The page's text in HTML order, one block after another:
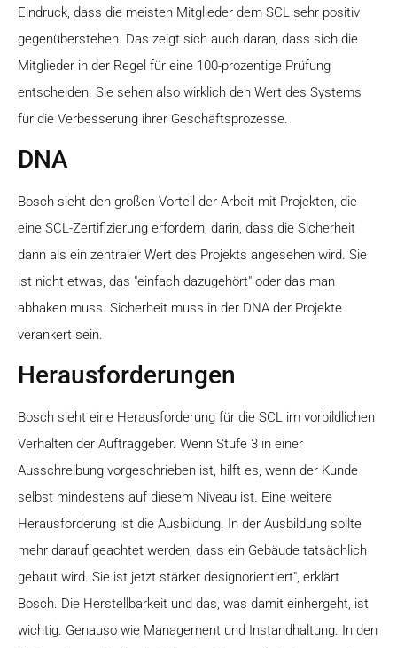
Eindruck, dass die meisten Mitglieder dem SCL sehr positiv
gegenüberstehen. Das zeigt sich auch daran, dass sich die
Mitglieder in der Regel für eine 100-prozentige Prüfung
entscheiden. Sie sehen also wirklich den Wert des Systems
für die Verbesserung ihrer Geschäftsprozesse.
DNA
Bosch sieht den großen Vorteil der Arbeit mit Projekten, die
eine SCL-Zertifizierung erfordern, darin, dass die Sicherheit
dann als ein zentraler Wert des Projekts angesehen wird. Sie
ist nicht etwas, das "einfach dazugehört" oder das man
abhaken muss. Sicherheit muss in der DNA der Projekte
verankert sein.
Herausforderungen
Bosch sieht eine Herausforderung für die SCL im vorbildlichen
Verhalten der Auftraggeber. Wenn Stufe 3 in einer
Ausschreibung vorgeschrieben ist, hilft es, wenn der Kunde
selbst mindestens auf diesem Niveau ist. Eine weitere
Herausforderung ist die Ausbildung. In der Ausbildung sollte
mehr darauf geachtet werden, dass ein Gebäude tatsächlich
gebaut wird. Sie ist jetzt stärker designorientiert", erklärt
Bosch. Die Herstellbarkeit und das, was damit einhergeht, ist
wichtig. Genauso wie Management und Instandhaltung. In den